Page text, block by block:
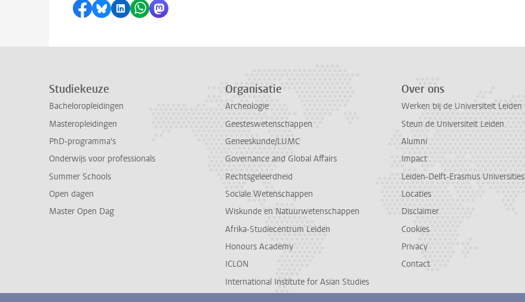
Delen op Facebook
Delen via Bluesky
Delen op LinkedIn
Delen via WhatsApp
Delen via Mastodon
Studiekeuze
Bacheloropleidingen
Masteropleidingen
PhD-programma's
Onderwijs voor professionals
Summer Schools
Open dagen
Master Open Dag
Organisatie
Archeologie
Geesteswetenschappen
Geneeskunde/LUMC
Governance and Global Affairs
Rechtsgeleerdheid
Sociale Wetenschappen
Wiskunde en Natuurwetenschappen
Afrika-Studiecentrum Leiden
Honours Academy
ICLON
International Institute for Asian Studies
Over ons
Werken bij de Universiteit Leiden
Steun de Universiteit Leiden
Alumni
Impact
Leiden-Delft-Erasmus Universities
Locaties
Disclaimer
Cookies
Privacy
Contact